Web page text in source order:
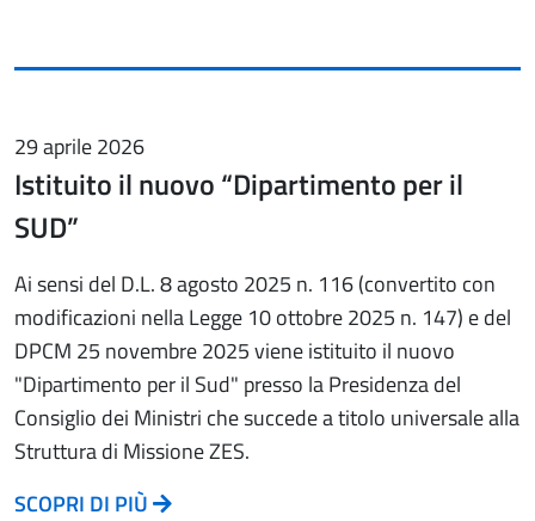
29 aprile 2026
Istituito il nuovo “Dipartimento per il
SUD”
Ai sensi del D.L. 8 agosto 2025 n. 116 (convertito con
modificazioni nella Legge 10 ottobre 2025 n. 147) e del
DPCM 25 novembre 2025 viene istituito il nuovo
"Dipartimento per il Sud" presso la Presidenza del
Consiglio dei Ministri che succede a titolo universale alla
Struttura di Missione ZES.
SCOPRI DI PIÙ